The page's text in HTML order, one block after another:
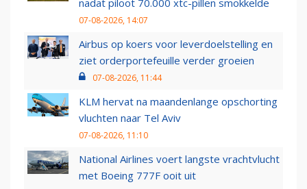
nadat piloot 70.000 xtc-pillen smokkelde
07-08-2026, 14:07
Airbus op koers voor leverdoelstelling en
ziet orderportefeuille verder groeien
07-08-2026, 11:44
KLM hervat na maandenlange opschorting
vluchten naar Tel Aviv
07-08-2026, 11:10
National Airlines voert langste vrachtvlucht
met Boeing 777F ooit uit